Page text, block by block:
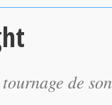
de son